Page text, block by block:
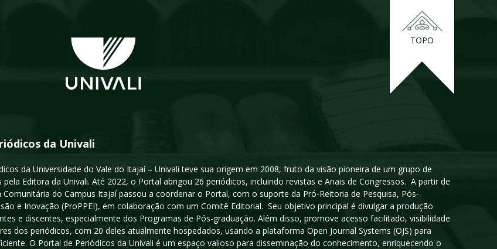
TOPO
da Univali
da Universidade do Vale do Itajaí – Univali teve sua origem em 2008, fruto da visão pioneira de um grupo de
Editora da Univali. Até 2022, o Portal abrigou 26 periódicos, incluindo revistas e Anais de Congressos. A partir de
Comunitária do Campus Itajaí passou a coordenar o Portal, com o suporte da Pró-Reitoria de Pesquisa, Pós-
e Inovação (ProPPEI), em colaboração com um Comitê Editorial. Seu objetivo principal é divulgar a produção
e discentes, especialmente dos Programas de Pós-graduação. Além disso, promove acesso facilitado, visibilidade
dos periódicos, com 20 deles atualmente hospedados, usando a plataforma Open Journal Systems (OJS) para
O Portal de Periódicos da Univali é um espaço valioso para disseminação do conhecimento, enriquecendo o